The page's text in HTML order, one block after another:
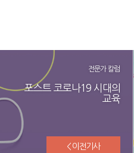
전문가 칼럼
포스트 코로나19 시대의
교육
< 이전기사